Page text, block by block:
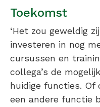
Toekomst
‘Het zou geweldig
investeren in nog
cursussen en
collega’s de
huidige functies. Of
een andere functie